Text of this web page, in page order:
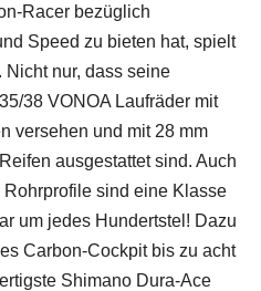
Racer bezüglich
Speed zu bieten hat, spielt
nur, dass seine
38 VONOA Laufräder mit
versehen und mit 28 mm
ausgestattet sind. Auch
sind eine Klasse
um jedes Hundertstel! Dazu
Carbon-Cockpit bis zu acht
Shimano Dura-Ace